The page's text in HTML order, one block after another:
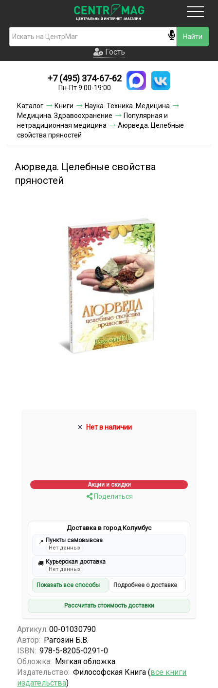
Гость
Новинки
Условия доставки
Условия оплаты
Акции и скидки
Гость
+7 (495) 374-67-62
Пн-Пт 9:00-19:00
Каталог Книги
Наука. Техника. Медицина
Медицина. Здравоохранение
Популярная и
нетрадиционная медицина
Аюрведа. Целебные
свойства пряностей
Аюрведа. Целебные свойства
пряностей
Нет в наличии
Акции и скидки
Поделиться
Доставка в город Колумбус
📍 Пункты самовывоза
Нет данных
🚚 Курьерская доставка
Нет данных
Показать все способы Подробнее о доставке
Рассчитать стоимость доставки
Артикул: 00-01030790
Автор: Рагозин Б.В.
ISBN: 978-5-8205-0291-0
Обложка: Мягкая обложка
Издательство: Философская Книга (все книги
издательства)